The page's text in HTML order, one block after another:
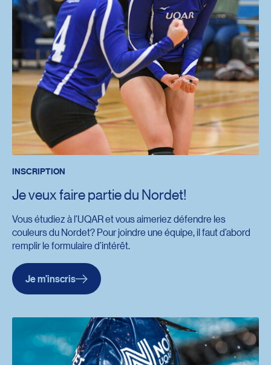
INSCRIPTION
Je veux faire partie du Nordet!
Vous étudiez à l’UQAR et vous aimeriez défendre les
couleurs du Nordet? Pour joindre une équipe, il faut d’abord
remplir le formulaire d’intérêt.
Je m’inscris
Redirection vers l’url : https://formulaires.uqar.ca/uqar/